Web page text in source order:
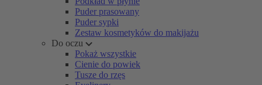
Puder prasowany
Puder sypki
Zestaw kosmetyków do makijażu
Do oczu
Pokaż wszystkie
Cienie do powiek
Tusze do rzęs